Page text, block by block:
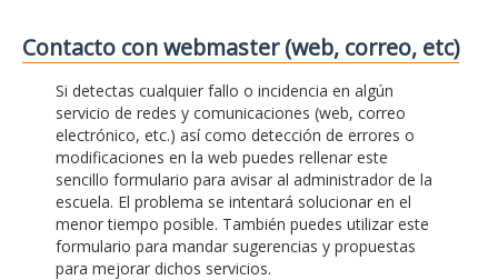
Contacto con webmaster (web, correo, etc)
Si detectas cualquier fallo o incidencia en algún
servicio de redes y comunicaciones (web, correo
electrónico, etc.) así como detección de errores o
modificaciones en la web puedes rellenar este
sencillo formulario para avisar al administrador de la
escuela. El problema se intentará solucionar en el
menor tiempo posible. También puedes utilizar este
formulario para mandar sugerencias y propuestas
para mejorar dichos servicios.